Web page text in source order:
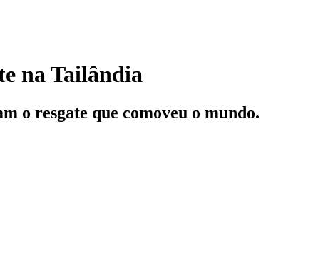
na Tailândia
o resgate que comoveu o mundo.